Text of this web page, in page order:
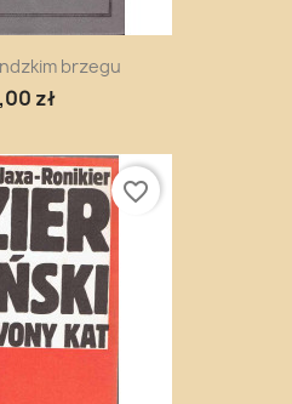
brzegu
zł
favorite_border